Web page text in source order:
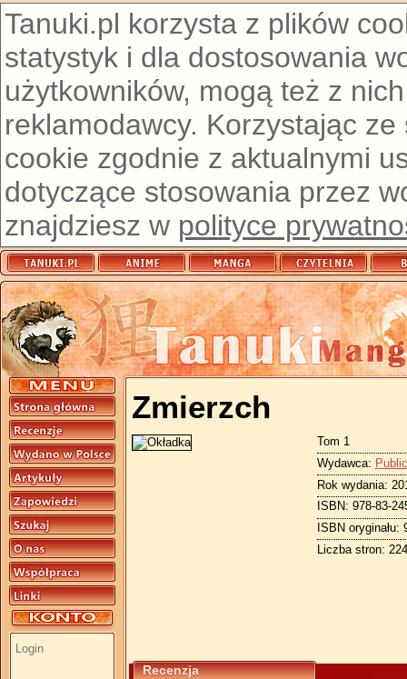
Tanuki.pl korzysta z plików
statystyk i dla dostosowania
użytkowników, mogą też z
reklamodawcy. Korzystając
cookie zgodnie z aktualnymi
dotyczące stosowania przez
znajdziesz w polityce
Zmierzch
Tom 1
Wydawca:
Rok wydania:
ISBN: 978-83-
ISBN oryginału:
Liczba stron: 224
Recenzja